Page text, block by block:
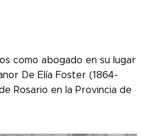
como abogado en su lugar
De Elía Foster (1864-
Rosario en la Provincia de